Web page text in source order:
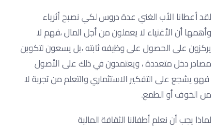
لقد أعطانا الأب الغني عدة دروس لكي نصبح أثرياء
وأهمها أن الأغنياء لا يعملون من أجل المال ،فهم لا
يركزون على الحصول على وظيفه ثابته ،بل يسعون لتكوين
مصادر دخل متعددة ، ويعتمدون في ذلك على الأصول
فهو يشجع على التفكير الاستثماري والتعلم من تجربة لا
من الخوف أو الطمع.
لماذا يجب أن نعلم أطفالنا الثقافة المالية